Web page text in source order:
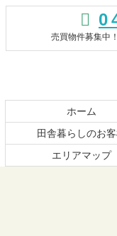
ン
ツ
頭
ー
先
売買物件募集中！
ホーム
田舎暮らしのお
エリアマップ